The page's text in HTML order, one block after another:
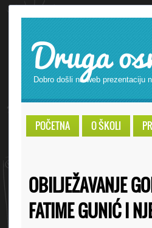
Druga
Dobro došli na web prezentaciju
POČETNA O ŠKOLI
OBILJEŽAVANJE
FATIME GUNIĆ I